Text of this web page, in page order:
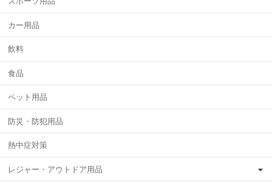
カー用品
飲料
食品
ペット用品
防災・防犯用品
熱中症対策
レジャー・アウトドア用品